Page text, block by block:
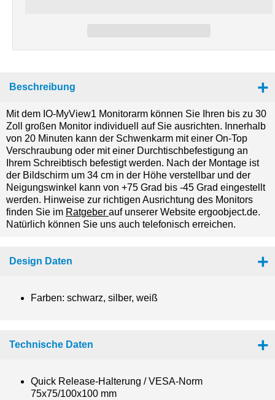
Beschreibung
Mit dem IO-MyView1 Monitorarm können Sie Ihren bis zu 30
Zoll großen Monitor individuell auf Sie ausrichten. Innerhalb
von 20 Minuten kann der Schwenkarm mit einer On-Top
Verschraubung oder mit einer Durchtischbefestigung an
Ihrem Schreibtisch befestigt werden. Nach der Montage ist
der Bildschirm um 34 cm in der Höhe verstellbar und der
Neigungswinkel kann von +75 Grad bis -45 Grad eingestellt
werden. Hinweise zur richtigen Ausrichtung des Monitors
finden Sie im Ratgeber auf unserer Website ergoobject.de.
Natürlich können Sie uns auch telefonisch erreichen.
Design Daten
Farben: schwarz, silber, weiß
Technische Daten
Quick Release-Halterung / VESA-Norm
75x75/100x100 mm